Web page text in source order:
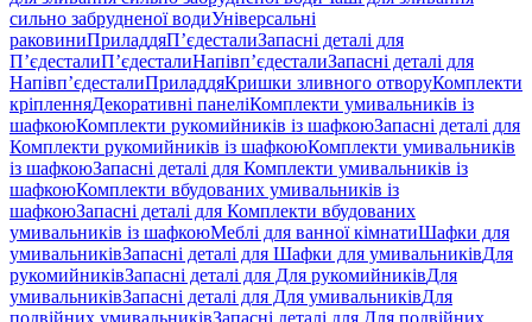
сильно забрудненої водиУніверсальні
раковиниПриладдяП’єдесталиЗапасні деталі для
П’єдесталиП’єдесталиНапівп’єдесталиЗапасні деталі для
Напівп’єдесталиПриладдяКришки зливного отворуКомплекти
кріпленняДекоративні панеліКомплекти умивальників із
шафкоюКомплекти рукомийників із шафкоюЗапасні деталі для
Комплекти рукомийників із шафкоюКомплекти умивальників
із шафкоюЗапасні деталі для Комплекти умивальників із
шафкоюКомплекти вбудованих умивальників із
шафкоюЗапасні деталі для Комплекти вбудованих
умивальників із шафкоюМеблі для ванної кімнатиШафки для
умивальниківЗапасні деталі для Шафки для умивальниківДля
рукомийниківЗапасні деталі для Для рукомийниківДля
умивальниківЗапасні деталі для Для умивальниківДля
подвійних умивальниківЗапасні деталі для Для подвійних